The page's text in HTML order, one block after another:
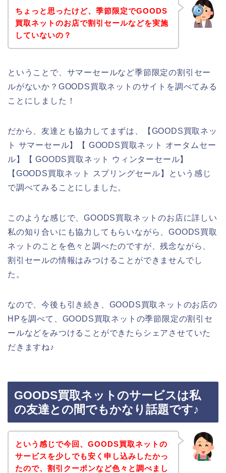
ちょっと思ったけど、季節限定でGOODS
買取ネットのお店で割引セールなどを実施
していないの？
ということで、サマーセールなど季節限定の割引セー
ルがないか？GOODS買取ネットのサイトを調べてみる
ことにしました！
だから、友達とも協力してまずは、【GOODS買取ネッ
ト サマーセール】【 GOODS買取ネット オータムセー
ル】【 GOODS買取ネット ウィンターセール】
【GOODS買取ネット スプリングセール】という感じ
で調べてみることにしました。
このような感じで、GOODS買取ネットのお店に詳しい
私の知り合いにも協力してもらいながら、GOODS買取
ネットのことを色々と調べたのですが、残念ながら、
割引セールの情報はみつけることができませんでし
た。
なので、今後も引き続き、GOODS買取ネットのお店の
HPを調べて、GOODS買取ネットの季節限定の割引セ
ールなどをみつけることができたらシェアさせていた
だきますね♪
GOODS買取ネットのサービスは私
の友達との間でもかなり話題です♪
という感じで今回、GOODS買取ネットの
サービスを少しでも安く申し込みしたかっ
たので、割引クーポンなど色々と調べまし